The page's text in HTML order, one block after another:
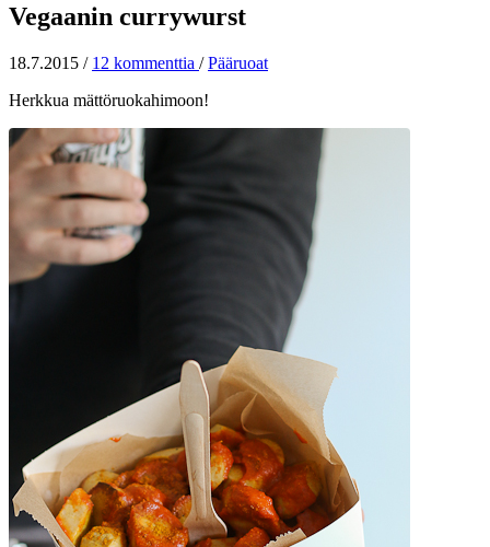
Vegaanin currywurst
18.7.2015 / 12 kommenttia / Pääruoat
Herkkua mättöruokahimoon!